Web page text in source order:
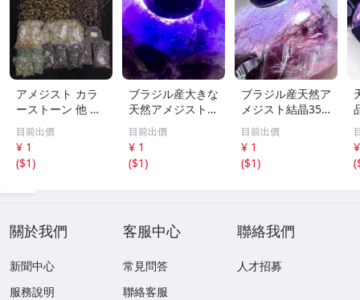
アメジスト カラ
ーストーン 他 色
石 アクセサリー
パーツ 等 部品 大
量 総重量約23kg
まとめ セット
目前出價
¥ 1
($1)
ブラジル産大きな
天然アメジスト結
晶571g［紫水
晶］結晶^ ^綺麗^
^色が濃い^ ^
目前出價
¥ 1
($1)
ブラジル産天然ア
メジスト結晶355
g［紫水晶］1本
剣^ ^綺麗
目前出價
¥ 1
($1)
(
關於我們
新聞中心
服務說明
客服中心
常見問答
聯絡客服
聯絡我們
人才招募